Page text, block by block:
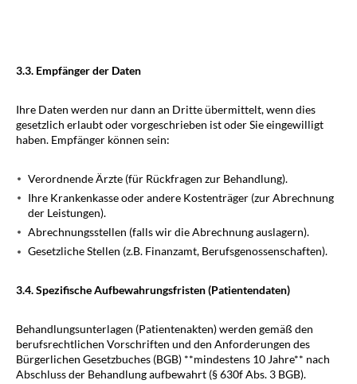
3.3. Empfänger der Daten
Ihre Daten werden nur dann an Dritte übermittelt, wenn dies
gesetzlich erlaubt oder vorgeschrieben ist oder Sie eingewilligt
haben. Empfänger können sein:
Verordnende Ärzte (für Rückfragen zur Behandlung).
Ihre Krankenkasse oder andere Kostenträger (zur Abrechnung
der Leistungen).
Abrechnungsstellen (falls wir die Abrechnung auslagern).
Gesetzliche Stellen (z.B. Finanzamt, Berufsgenossenschaften).
3.4. Spezifische Aufbewahrungsfristen (Patientendaten)
Behandlungsunterlagen (Patientenakten) werden gemäß den
berufsrechtlichen Vorschriften und den Anforderungen des
Bürgerlichen Gesetzbuches (BGB) **mindestens 10 Jahre** nach
Abschluss der Behandlung aufbewahrt (§ 630f Abs. 3 BGB).